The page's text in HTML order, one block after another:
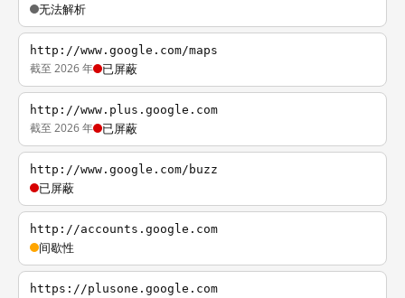
无法解析
http://www.google.com/maps
截至 2026 年 已屏蔽
http://www.plus.google.com
截至 2026 年 已屏蔽
http://www.google.com/buzz
已屏蔽
http://accounts.google.com
间歇性
https://plusone.google.com